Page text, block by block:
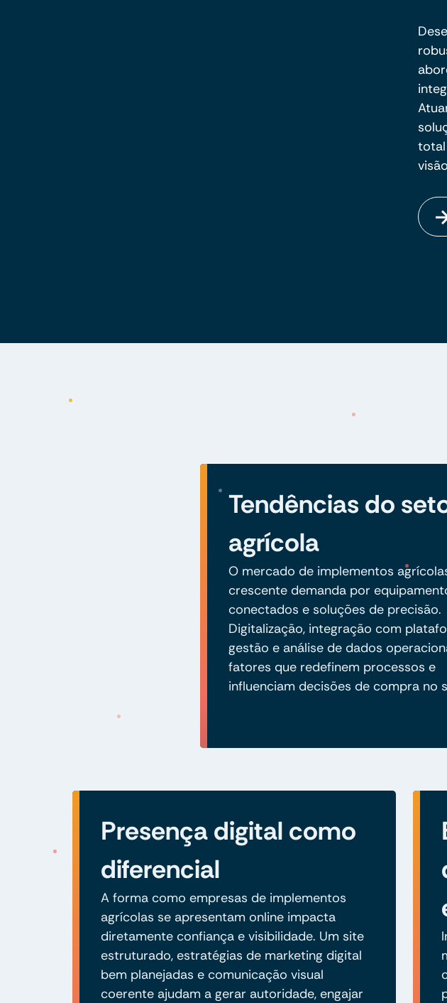
total
Tendências do
agrícola
O mercado de implementos
crescente demanda por
conectados e soluções de precisão.
Digitalização, integração com
gestão e análise de dados
fatores que redefinem processos e
influenciam decisões de compra no
Presença digital como
diferencial
A forma como empresas de implementos
agrícolas se apresentam online impacta
diretamente confiança e visibilidade. Um site
estruturado, estratégias de marketing digital
bem planejadas e comunicação visual
coerente ajudam a gerar autoridade, engajar